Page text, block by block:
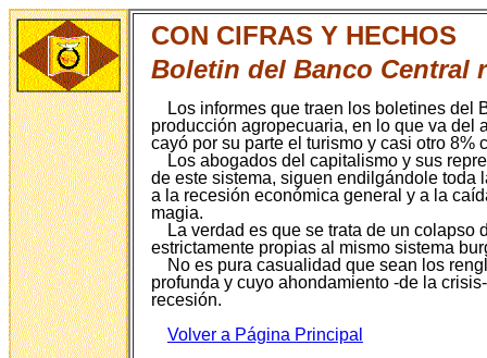
CON CIFRAS Y HECHOS
Boletin del Banco Central
Los informes que traen los boletines del
producción agropecuaria, en lo que va del
cayó por su parte el turismo y casi otro
Los abogados del capitalismo y sus
de este sistema, siguen endilgándole toda
a la recesión económica general y a la
magia.
La verdad es que se trata de un
estrictamente propias al mismo sistema
No es pura casualidad que sean los
profunda y cuyo ahondamiento -de la
recesión.
Volver a Página Principal